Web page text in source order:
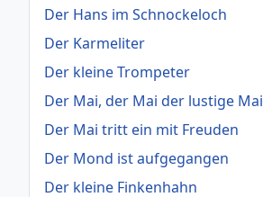
Der Hans im Schnockeloch
Der Karmeliter
Der kleine Trompeter
Der Mai, der Mai der lustige Mai
Der Mai tritt ein mit Freuden
Der Mond ist aufgegangen
Der kleine Finkenhahn